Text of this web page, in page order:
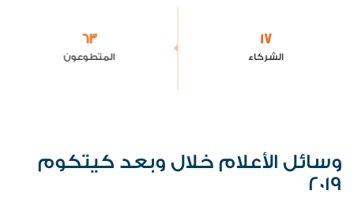
17
الشركاء
63
المتطوعون
وسائل الأعلام خلال وبعد كيتكوم
2019